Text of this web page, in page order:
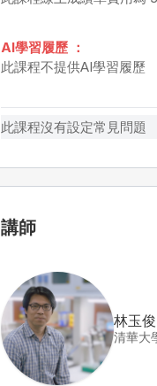
AI學習履歷 ：
此課程不提供AI學習履歷
此課程沒有設定常見問題
講師
林玉俊
清華大